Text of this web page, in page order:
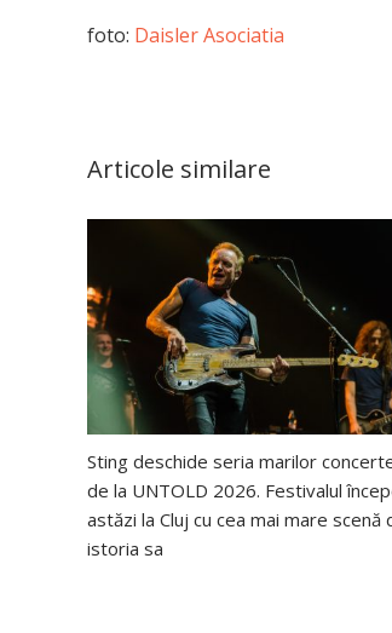
foto: Daisler Asociatia
Articole similare
Sting deschide seria marilor
de la UNTOLD 2026. Festivalul
astăzi la Cluj cu cea mai mare scenă
istoria sa